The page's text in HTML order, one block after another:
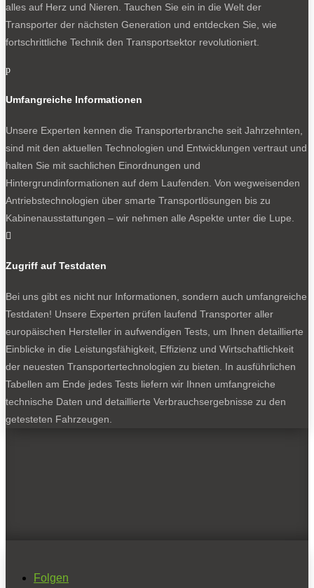
alles auf Herz und Nieren. Tauchen Sie ein in die Welt der
Transporter der nächsten Generation und entdecken Sie, wie
fortschrittliche Technik den Transportsektor revolutioniert.
p
Umfangreiche Informationen
Unsere Experten kennen die Transporterbranche seit Jahrzehnten,
sind mit den aktuellen Technologien und Entwicklungen vertraut und
halten Sie mit sachlichen Einordnungen und
Hintergrundinformationen auf dem Laufenden. Von wegweisenden
Antriebstechnologien über smarte Transportlösungen bis zu
Kabinenausstattungen – wir nehmen alle Aspekte unter die Lupe.

Zugriff auf Testdaten
Bei uns gibt es nicht nur Informationen, sondern auch umfangreiche
Testdaten! Unsere Experten prüfen laufend Transporter aller
europäischen Hersteller in aufwendigen Tests, um Ihnen detaillierte
Einblicke in die Leistungsfähigkeit, Effizienz und Wirtschaftlichkeit
der neuesten Transportertechnologien zu bieten. In ausführlichen
Tabellen am Ende jedes Tests liefern wir Ihnen umfangreiche
technische Daten und detaillierte Verbrauchsergebnisse zu den
getesteten Fahrzeugen.
Folgen